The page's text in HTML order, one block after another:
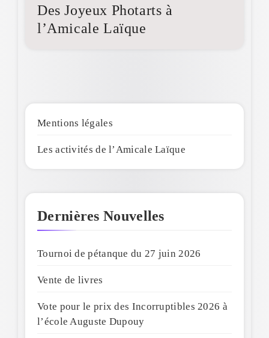
Des Joyeux Photarts à
l’Amicale Laïque
Mentions légales
Les activités de l’Amicale Laïque
Dernières Nouvelles
Tournoi de pétanque du 27 juin 2026
Vente de livres
Vote pour le prix des Incorruptibles 2026 à
l’école Auguste Dupouy